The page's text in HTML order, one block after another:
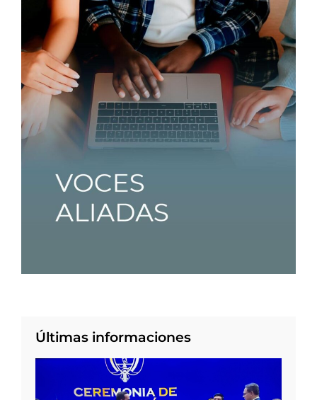
Últimas informaciones